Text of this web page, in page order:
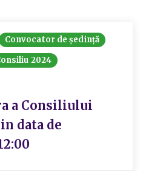
Convocator de ședință
2024
a Consiliului
data de